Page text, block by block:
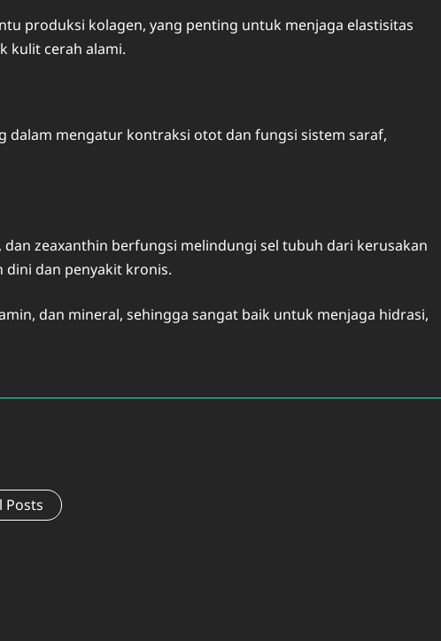
produksi kolagen, yang penting untuk menjaga elastisitas
kulit cerah alami.
dalam mengatur kontraksi otot dan fungsi sistem saraf,
zeaxanthin berfungsi melindungi sel tubuh dari kerusakan
dini dan penyakit kronis.
dan mineral, sehingga sangat baik untuk menjaga hidrasi,
Posts